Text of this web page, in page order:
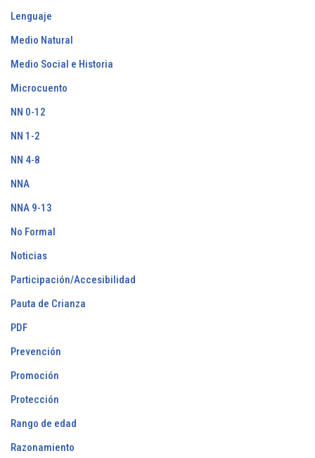
Lenguaje
Medio Natural
Medio Social e Historia
Microcuento
NN 0-12
NN 1-2
NN 4-8
NNA
NNA 9-13
No Formal
Noticias
Participación/Accesibilidad
Pauta de Crianza
PDF
Prevención
Promoción
Protección
Rango de edad
Razonamiento